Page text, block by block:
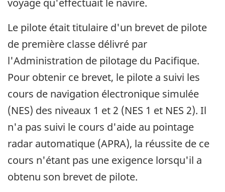
voyage qu'effectuait le navire.
Le pilote était titulaire d'un brevet de pilote
de première classe délivré par
l'Administration de pilotage du Pacifique.
Pour obtenir ce brevet, le pilote a suivi les
cours de navigation électronique simulée
(NES) des niveaux 1 et 2 (NES 1 et NES 2). Il
n'a pas suivi le cours d'aide au pointage
radar automatique (APRA), la réussite de ce
cours n'étant pas une exigence lorsqu'il a
obtenu son brevet de pilote.